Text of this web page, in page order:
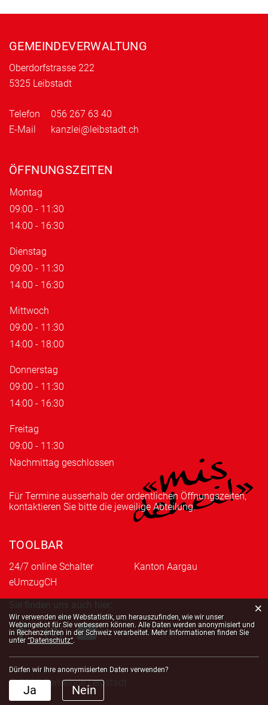
Fusszeile
GEMEINDEVERWALTUNG
Oberdorfstrasse 222
5325 Leibstadt
Telefon
056 267 63 40
E-Mail
kanzlei@leibstadt.ch
ÖFFNUNGSZEITEN
Montag
09:00 - 11:30
14:00 - 16:30
Dienstag
09:00 - 11:30
14:00 - 16:30
Mittwoch
09:00 - 11:30
14:00 - 18:00
Donnerstag
09:00 - 11:30
14:00 - 16:30
Freitag
09:00 - 11:30
Nachmittag geschlossen
Für Termine ausserhalb der ordentlichen Öffnungszeiten,
kontaktieren Sie bitte die jeweilige Abteilung.
TOOLBAR
24/7 online Schalter
Kanton Aargau
eUmzugCH
Sie finden uns auch hier:
© 2026 Gemeinde Leibstadt
Webstatistik
Wir verwenden eine Webstatistik, um herauszufinden, wie wir unser
Webangebot für Sie verbessern können. Alle Daten werden anonymisiert und
in Rechenzentren in der Schweiz verarbeitet. Mehr Informationen finden Sie
unter“Datenschutz“.
Dürfen wir Ihre anonymisierten Daten verwenden?
Ja Nein
×